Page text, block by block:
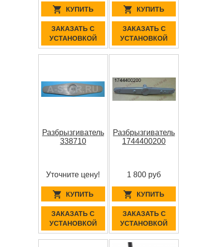
КУПИТЬ
ЗАКАЗАТЬ С
УСТАНОВКОЙ
КУПИТЬ
ЗАКАЗАТЬ С
УСТАНОВКОЙ
Разбрызгиватель
338710
Уточните цену!
КУПИТЬ
ЗАКАЗАТЬ С
УСТАНОВКОЙ
Разбрызгиватель
1744400200
1 800 руб
КУПИТЬ
ЗАКАЗАТЬ С
УСТАНОВКОЙ